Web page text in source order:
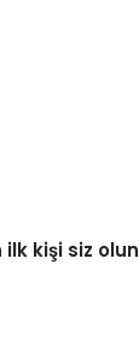
ilk kişi siz olun